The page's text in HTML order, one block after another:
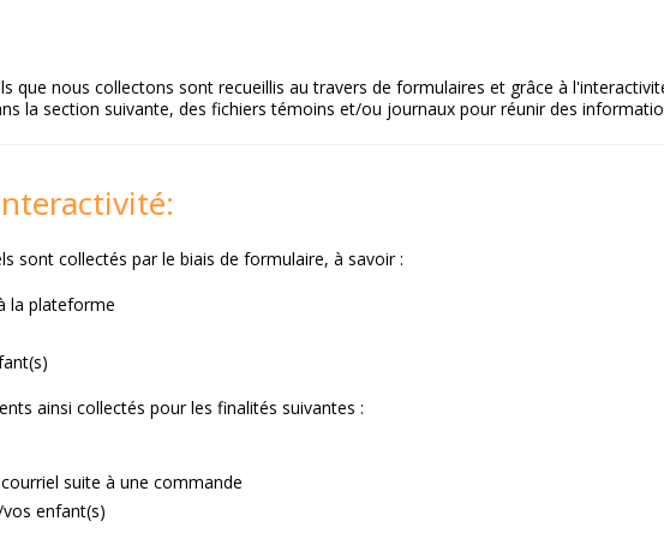
que nous collectons sont recueillis au travers de formulaires et grâce à
la section suivante, des fichiers témoins et/ou journaux pour réunir des
sont collectés par le biais de formulaire, à savoir :
la plateforme
ainsi collectés pour les finalités suivantes :
suite à une commande
enfant(s)